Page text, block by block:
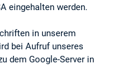
eingehalten werden.
in unserem
bei Aufruf unseres
dem Google-Server in